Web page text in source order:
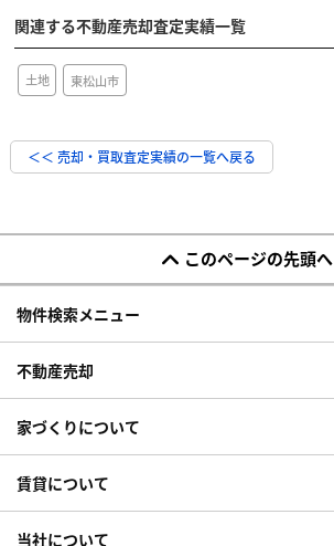
関連する不動産売却査定実績一覧
土地 東松山市
＜＜ 売却・買取査定実績の一覧へ戻る
このページの先頭へ
物件検索メニュー
不動産売却
家づくりについて
賃貸について
当社について